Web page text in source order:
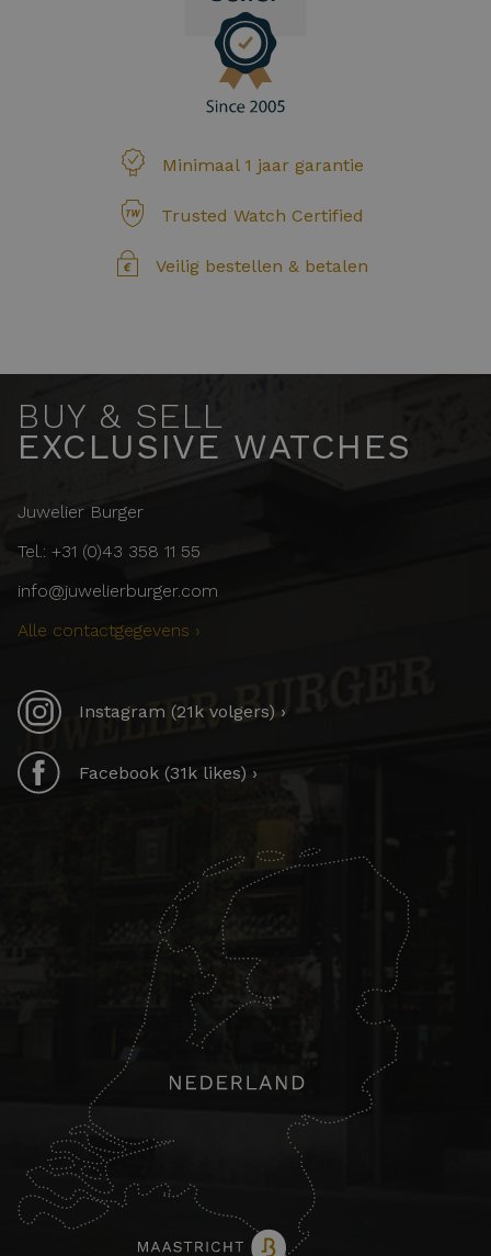
Minimaal 1 jaar garantie
Trusted Watch Certified
Veilig bestellen & betalen
BUY & SELL
EXCLUSIVE WATCHES
Juwelier Burger
Tel.: +31 (0)43 358 11 55
info@juwelierburger.com
Alle contactgegevens ›
Instagram (21k volgers) ›
Facebook (31k likes) ›